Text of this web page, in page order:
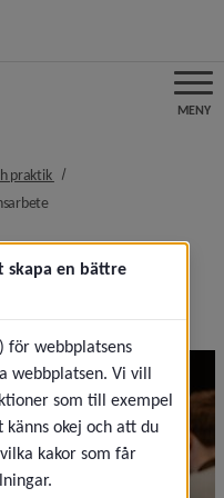
MENY
praktik nivå i
nivå i brödsmulenavigeringen
och
skapa en bättre
för webbplatsens
webbplatsen. Vi vill
som till exempel
okej och att du
kakor som får